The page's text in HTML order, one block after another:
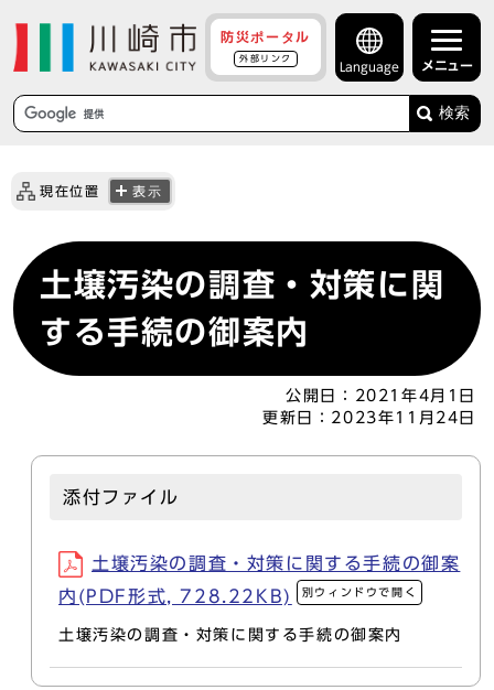
防災ポータル
外部リンク
Language メニュー
検索
現在位置 表示
土壌汚染の調査・対策に関
する手続の御案内
公開日：
2021年4月1日
更新日： 2023年11月24日
添付ファイル
土壌汚染の調査・対策に関する手続の御案
内(PDF形式, 728.22KB)
別ウィンドウで開く
土壌汚染の調査・対策に関する手続の御案内